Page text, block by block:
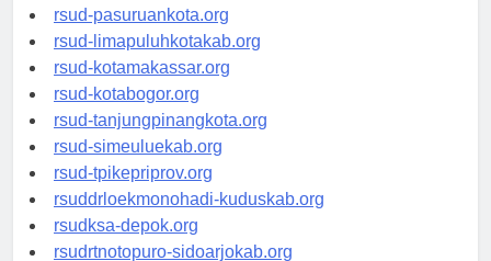
rsucnd-acehbaratkab.org
rsud-pasuruankota.org
rsud-limapuluhkotakab.org
rsud-kotamakassar.org
rsud-kotabogor.org
rsud-tanjungpinangkota.org
rsud-simeuluekab.org
rsud-tpikepriprov.org
rsuddrloekmonohadi-kuduskab.org
rsudksa-depok.org